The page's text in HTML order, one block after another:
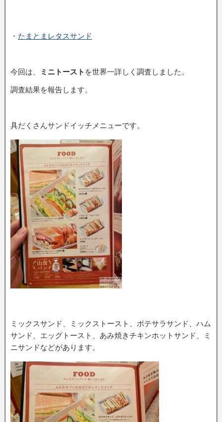
・ たまとまレタスサンド
今回は、 ミニトースト を世界一詳しく調査しました。
調査結果を報告します。
具だくさんサンドイッチメニューです。
ミックスサンド、ミックストースト、ポテサラサンド、ハム
サンド、エッグトースト、あみ焼きチキンホットサンド、ミ
ニサンドなどがあります。